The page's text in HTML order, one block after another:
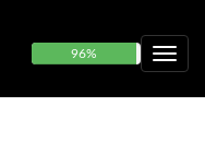
96%